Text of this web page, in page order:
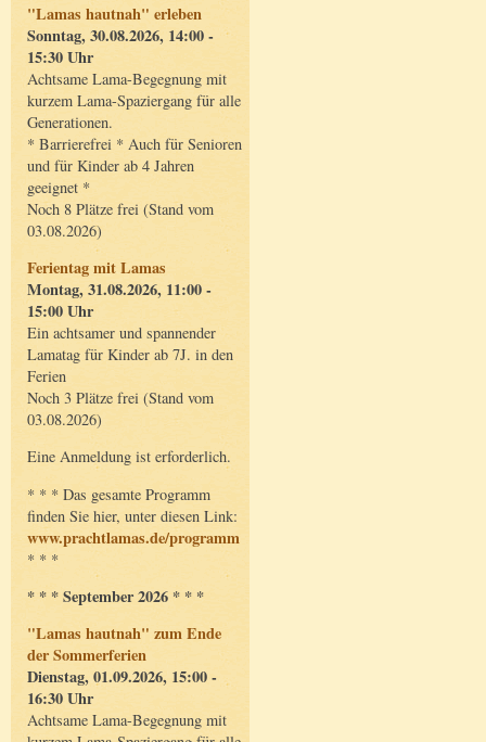
"Lamas hautnah" erleben
Sonntag, 30.08.2026, 14:00 -
15:30 Uhr
Achtsame Lama-Begegnung mit
kurzem Lama-Spaziergang für alle
Generationen.
* Barrierefrei * Auch für Senioren
und für Kinder ab 4 Jahren
geeignet *
Noch 8 Plätze frei (Stand vom
03.08.2026)
Ferientag mit Lamas
Montag, 31.08.2026, 11:00 -
15:00 Uhr
Ein achtsamer und spannender
Lamatag für Kinder ab 7J. in den
Ferien
Noch 3 Plätze frei (Stand vom
03.08.2026)
Eine Anmeldung ist erforderlich.
* * * Das gesamte Programm
finden Sie hier, unter diesen Link:
www.prachtlamas.de/programm
* * *
* * * September 2026 * * *
"Lamas hautnah" zum Ende
der Sommerferien
Dienstag, 01.09.2026, 15:00 -
16:30 Uhr
Achtsame Lama-Begegnung mit